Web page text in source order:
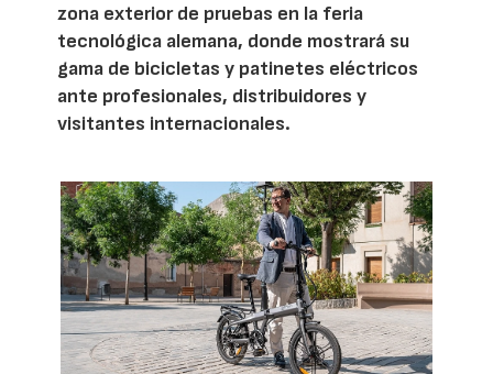
zona exterior de pruebas en la feria
tecnológica alemana, donde mostrará su
gama de bicicletas y patinetes eléctricos
ante profesionales, distribuidores y
visitantes internacionales.